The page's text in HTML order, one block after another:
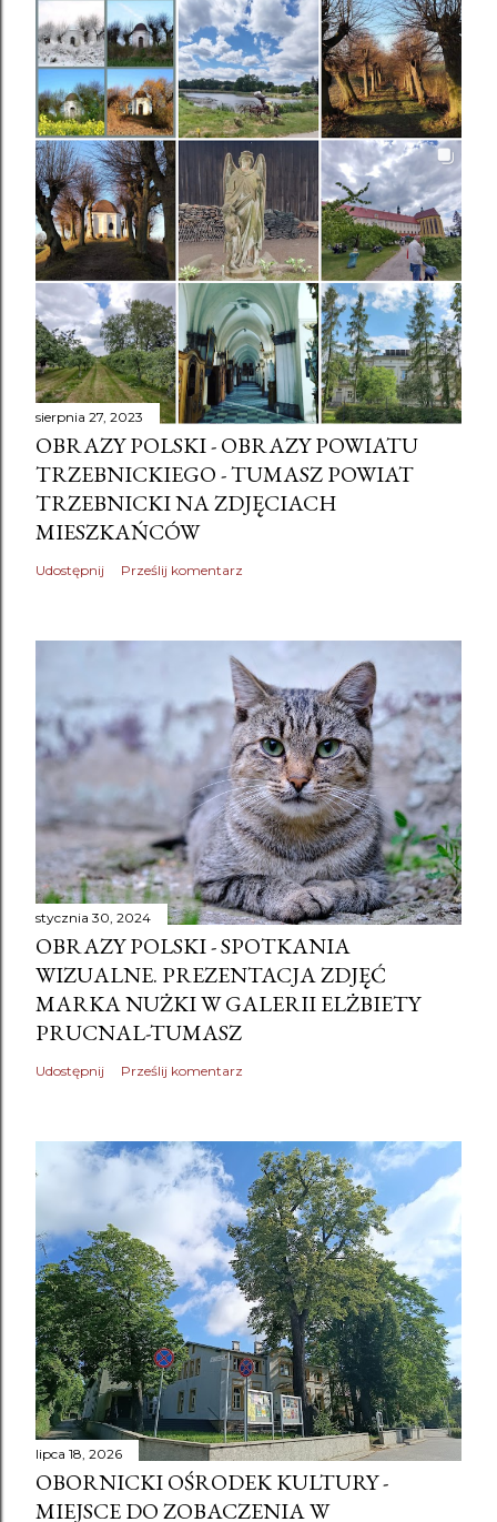
sierpnia 27, 2023
OBRAZY POLSKI - OBRAZY POWIATU
TRZEBNICKIEGO - TUMASZ POWIAT
TRZEBNICKI NA ZDJĘCIACH
MIESZKAŃCÓW
Udostępnij Prześlij komentarz
stycznia 30, 2024
OBRAZY POLSKI - SPOTKANIA
WIZUALNE. PREZENTACJA ZDJĘĆ
MARKA NUŻKI W GALERII ELŻBIETY
PRUCNAL-TUMASZ
Udostępnij Prześlij komentarz
lipca 18, 2026
OBORNICKI OŚRODEK KULTURY -
MIEJSCE DO ZOBACZENIA W